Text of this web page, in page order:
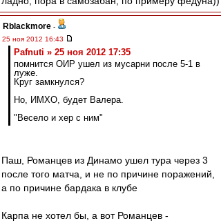
Rblackmore -
25 ноя 2012 16:43
Pafnuti » 25 ноя 2012 17:35
помнится ОИР ушел из мусарни после 5-1 в
луже.
Круг замкнулся?
Но, ИМХО, будет Валера.
"Весело и хер с ним"
Паш, Романцев из Динамо ушел тура через 3
после того матча, и не по причине поражений,
а по причине бардака в клубе
Карпа не хотел бы, а вот Романцев -